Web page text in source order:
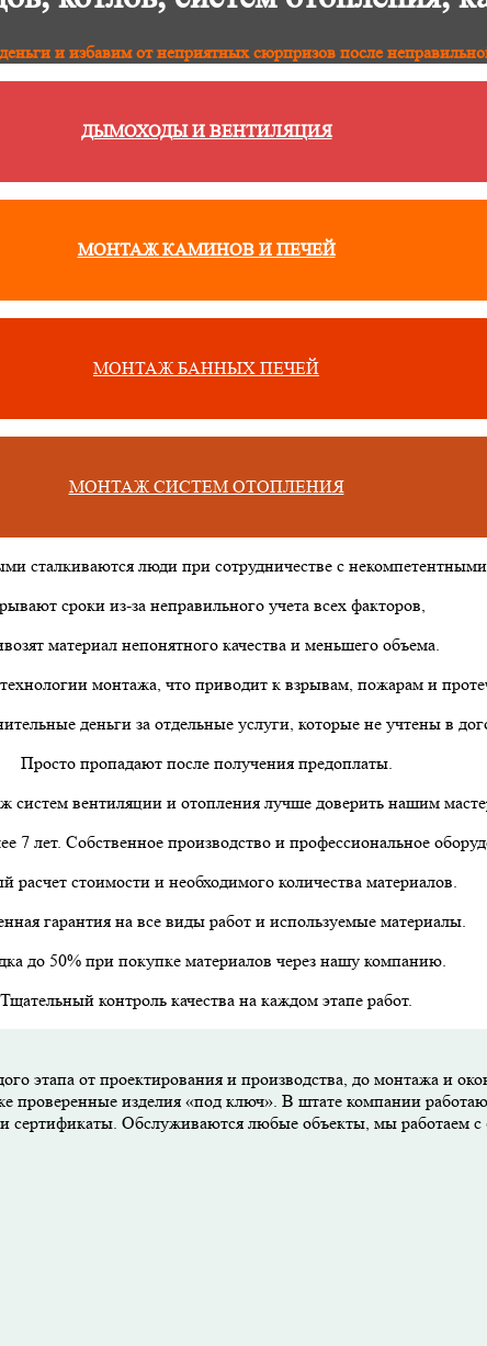
и избавим от неприятных сюрпризов после
ДЫМОХОДЫ И ВЕНТИЛЯЦИЯ
МОНТАЖ КАМИНОВ И ПЕЧЕЙ
МОНТАЖ БАННЫХ ПЕЧЕЙ
МОНТАЖ СИСТЕМ ОТОПЛЕНИЯ
сталкиваются люди при сотрудничестве с
сроки из-за неправильного учета всех факторов,
материал непонятного качества и меньшего объема.
монтажа, что приводит к взрывам, пожарам и
деньги за отдельные услуги, которые не учтены в
Просто пропадают после получения предоплаты.
систем вентиляции и отопления лучше доверить нашим
7 лет. Собственное производство и профессиональное
расчет стоимости и необходимого количества материалов.
гарантия на все виды работ и используемые материалы.
до 50% при покупке материалов через нашу компанию.
Тщательный контроль качества на каждом этапе работ.
этапа от проектирования и производства, до монтажа и
изделия «под ключ». В штате компании
сертификаты. Обслуживаются любые объекты, мы